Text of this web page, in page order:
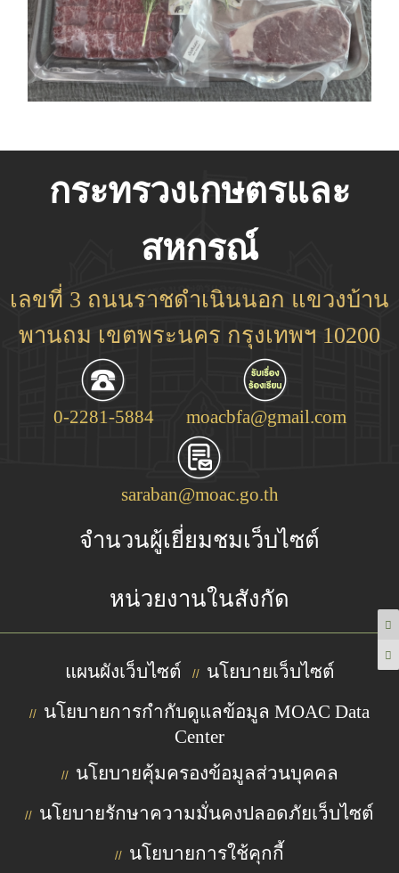
กระทรวงเกษตรและ
สหกรณ์
เลขที่ 3 ถนนราชดำเนินนอก แขวงบ้าน
พานถม เขตพระนคร กรุงเทพฯ 10200
0-2281-5884 moacbfa@gmail.com
saraban@moac.go.th
จำนวนผู้เยี่ยมชมเว็บไซต์
หน่วยงานในสังกัด
แผนผังเว็บไซต์ // นโยบายเว็บไซต์
// นโยบายการกำกับดูแลข้อมูล MOAC Data
Center
// นโยบายคุ้มครองข้อมูลส่วนบุคคล
// นโยบายรักษาความมั่นคงปลอดภัยเว็บไซต์
// นโยบายการใช้คุกกี้